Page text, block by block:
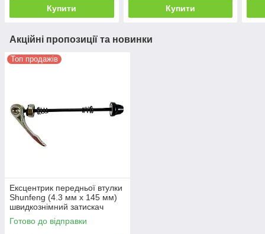
Купити Купити
Акційні пропозиції та новинки
Топ продажів
Ексцентрик передньої втулки
Shunfeng (4.3 мм х 145 мм)
швидкознімний затискач
колеса (сірий/сріблястий)
Готово до відправки